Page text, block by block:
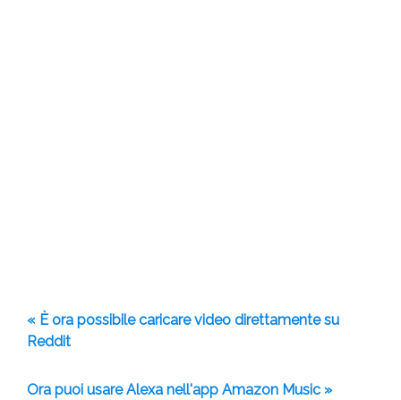
« È ora possibile caricare video direttamente su
Reddit
Ora puoi usare Alexa nell'app Amazon Music »